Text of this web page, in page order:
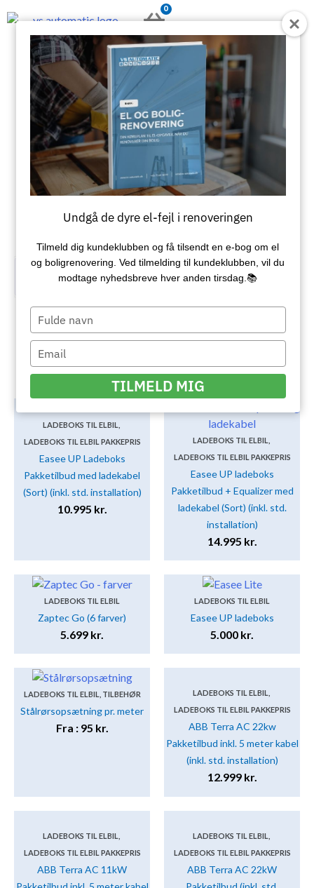
til
indholdet
0
KURV
Se produkt kategorier
Filter
LADEBOKS TIL ELBIL
LADEBOKS TIL ELBIL PAKKEPRIS
Easee UP Ladeboks
Pakketilbud med ladekabel
(Sort) (inkl. std. installation)
10.995 kr.
LADEBOKS TIL ELBIL
LADEBOKS TIL ELBIL PAKKEPRIS
Easee UP ladeboks
Pakketilbud + Equalizer med
ladekabel (Sort) (inkl. std.
installation)
14.995 kr.
LADEBOKS TIL ELBIL
Zaptec Go (6 farver)
5.699 kr.
LADEBOKS TIL ELBIL
Easee UP ladeboks
5.000 kr.
LADEBOKS TIL ELBIL TILBEHØR
Stålrørsopsætning pr. meter
Fra : 95 kr.
LADEBOKS TIL ELBIL
LADEBOKS TIL ELBIL PAKKEPRIS
ABB Terra AC 22kw
Pakketilbud inkl. 5 meter kabel
(inkl. std. installation)
12.999 kr.
LADEBOKS TIL ELBIL
LADEBOKS TIL ELBIL PAKKEPRIS
ABB Terra AC 11kW
LADEBOKS TIL ELBIL
LADEBOKS TIL ELBIL PAKKEPRIS
ABB Terra AC 22kW
Undgå de dyre el-fejl i renoveringen
Tilmeld dig kundeklubben og få tilsendt en e‑bog om el
og boligrenovering. Ved tilmelding til kundeklubben, vil du
modtage nyhedsbreve hver anden tirsdag.📚
Type
your
name
Type
your
email
TILMELD MIG